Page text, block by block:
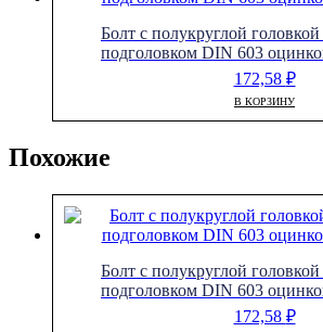
Болт с полукруглой
подголовком DIN 603
172,58 ₽
В КОРЗИНУ
Похожие
Болт с полукруглой
подголовком DIN 603
172,58 ₽